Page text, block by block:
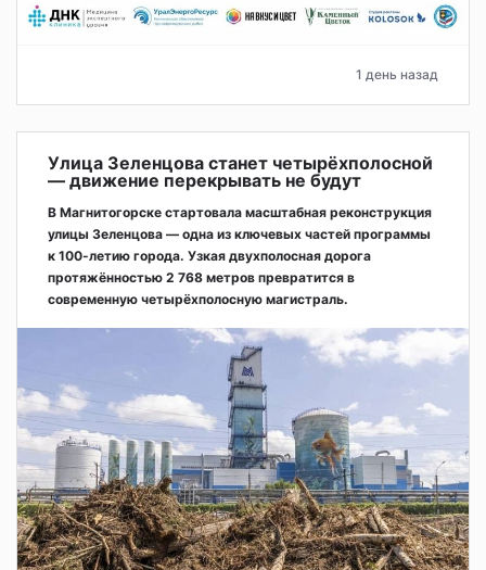
1 день назад
Улица Зеленцова станет четырёхполосной
— движение перекрывать не будут
В Магнитогорске стартовала масштабная реконструкция
улицы Зеленцова — одна из ключевых частей программы
к 100-летию города. Узкая двухполосная дорога
протяжённостью 2 768 метров превратится в
современную четырёхполосную магистраль.